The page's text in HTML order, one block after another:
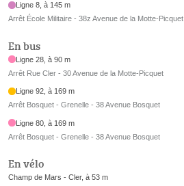
Ligne 8, à 145 m
Arrêt École Militaire - 38z Avenue de la Motte-Picquet
En bus
Ligne 28, à 90 m
Arrêt Rue Cler - 30 Avenue de la Motte-Picquet
Ligne 92, à 169 m
Arrêt Bosquet - Grenelle - 38 Avenue Bosquet
Ligne 80, à 169 m
Arrêt Bosquet - Grenelle - 38 Avenue Bosquet
En vélo
Champ de Mars - Cler, à 53 m